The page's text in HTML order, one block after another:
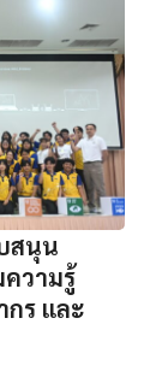
สนุน
ความรู้
ร และ